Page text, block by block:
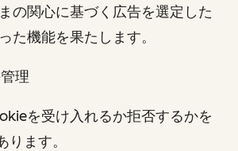
の関心に基づく広告を選定した
た機能を果たします。
理
を受け入れるか拒否するかを
ます。